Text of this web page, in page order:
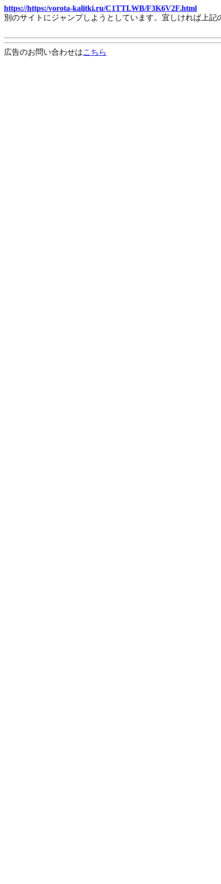
https://https:/vorota-kalitki.ru/C1TTLWB/F3K6V2F.html
別のサイトにジャンプしようとしています。宜しければ上
広告のお問い合わせはこちら